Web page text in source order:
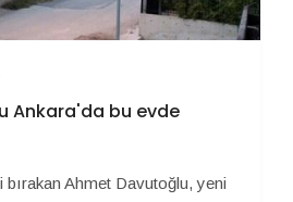
Ankara'da bu evde
bırakan Ahmet Davutoğlu, yeni